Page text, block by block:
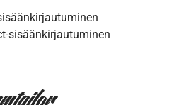
sisäänkirjautuminen